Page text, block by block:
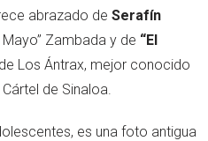
abrazado de Serafín
Mayo” Zambada y de “El
Los Ántrax, mejor conocido
de Sinaloa.
es una foto antigua